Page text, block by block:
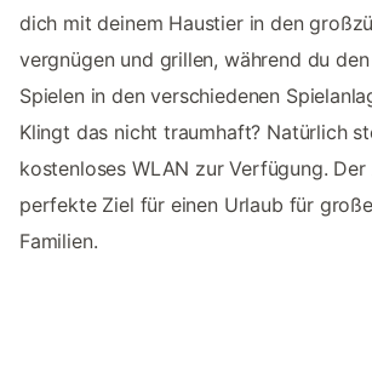
dich mit deinem Haustier in den
vergnügen und grillen, während du
Spielen in den verschiedenen
Klingt das nicht traumhaft? Natürlich
kostenloses WLAN zur Verfügung.
perfekte Ziel für einen Urlaub für
Familien.